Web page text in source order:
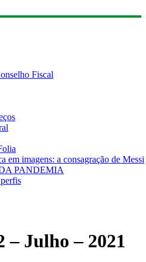
Fiscal
em imagens: a consagração de Messi
PANDEMIA
– Julho – 2021